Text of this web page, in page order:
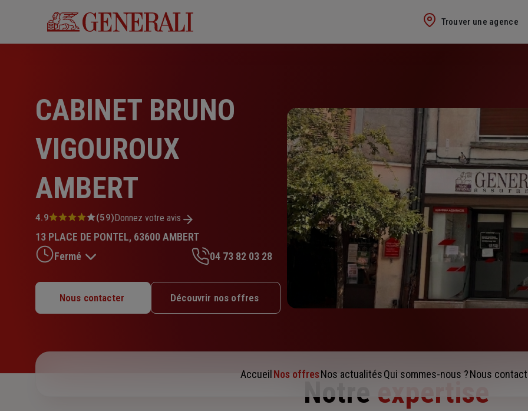
Trouver une agence
CABINET BRUNO
VIGOUROUX
AMBERT
Note
4.9
sur
5
4.9 (59)Donnez votre avis
13 PLACE DE PONTEL, 63600 AMBERT
Fermé
Lundi : 14h – 17h30
Mardi : 09h – 12h / 14h – 17h30
Vendredi : 09h – 12h / 14h – 17h30
04 73 82 03 28
Nous contacter Découvrir nos offres
Accueil Nos offresNos actualitésQui sommes-nous ?Nous
Notre expertise